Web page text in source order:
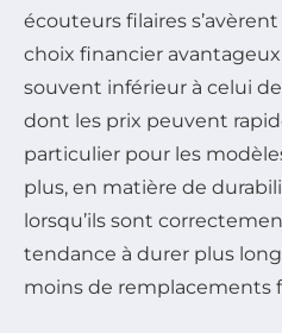
écouteurs filaires
choix financier
souvent inférieur à celui
dont les prix peuvent
particulier pour les
plus, en matière de
lorsqu’ils sont
tendance à durer plus
moins de remplacements